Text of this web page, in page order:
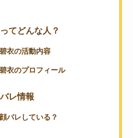
てどんな人？
衣の活動内容
衣のプロフィール
レ情報
バレしている？